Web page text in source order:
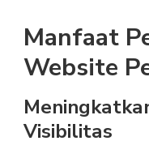
Manfaat
Website
Visibilitas